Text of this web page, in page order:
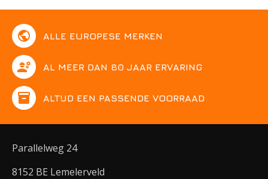
public ALLE EUROPESE MERKEN
engineering AL MEER DAN 80 JAAR ERVARING
inventory ALTIJD EEN PASSENDE VOORRAAD
Parallelweg 24
8152 BE Lemelerveld